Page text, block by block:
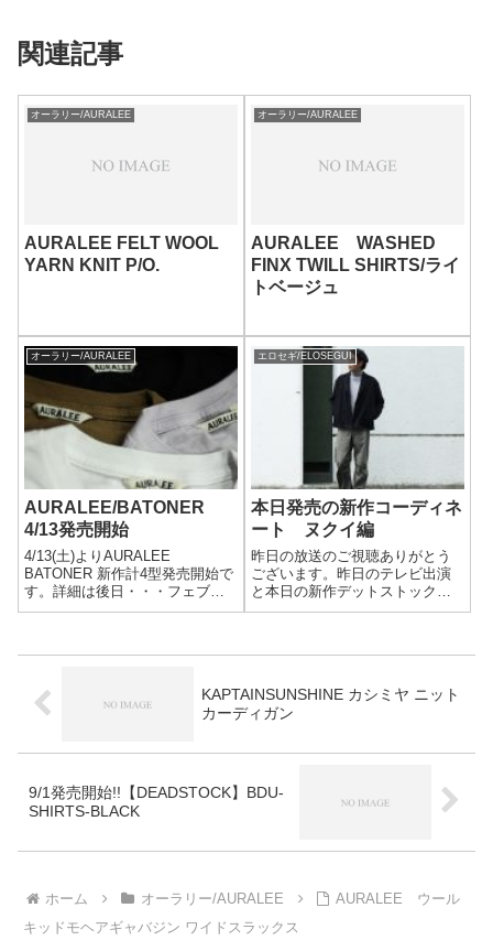
関連記事
オーラリー/AURALEE
AURALEE FELT WOOL
YARN KNIT P/O.
オーラリー/AURALEE
AURALEE WASHED
FINX TWILL SHIRTS/ライ
トベージュ
オーラリー/AURALEE
AURALEE/BATONER
4/13発売開始
4/13(土)よりAURALEE
BATONER 新作計4型発売開始で
す。詳細は後日・・・フェブオ
リジナル通販サイト【and Pheb
エロセギ/ELOSEGUI
本日発売の新作コーディネ
ート ヌクイ編
昨日の放送のご視聴ありがとう
ございます。昨日のテレビ出演
と本日の新作デットストック・
マイヌ販売の影響もあり、平日
JACKET:#...
KAPTAINSUNSHINE カシミヤ ニット
カーディガン
9/1発売開始!!【DEADSTOCK】BDU-
SHIRTS-BLACK
ホーム オーラリー/AURALEE
AURALEE ウール
キッドモヘアギャバジン ワイドスラックス